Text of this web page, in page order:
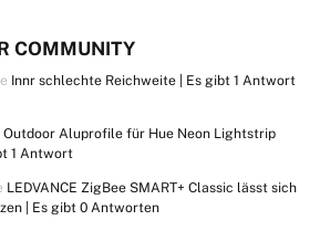
COMMUNITY
Innr schlechte Reichweite | Es gibt1 Antwort
Outdoor Aluprofile für Hue Neon Lightstrip
1 Antwort
LEDVANCE ZigBee SMART+ Classic lässt sich
| Es gibt 0 Antworten